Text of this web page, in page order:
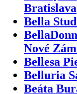
Bratislava
Bella
Nové
Bellesa
Belluria
Beáta